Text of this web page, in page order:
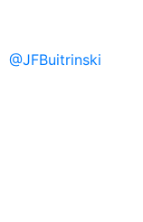
@JFBuitrinski